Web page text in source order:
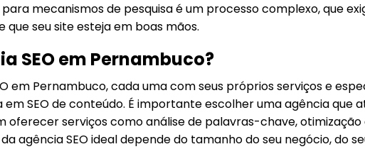
mecanismos de pesquisa é um processo complexo, que
seu site esteja em boas mãos.
SEO em Pernambuco?
em Pernambuco, cada uma com seus próprios serviços e
SEO de conteúdo. É importante escolher uma agência que
oferecer serviços como análise de palavras-chave,
agência SEO ideal depende do tamanho do seu negócio, do